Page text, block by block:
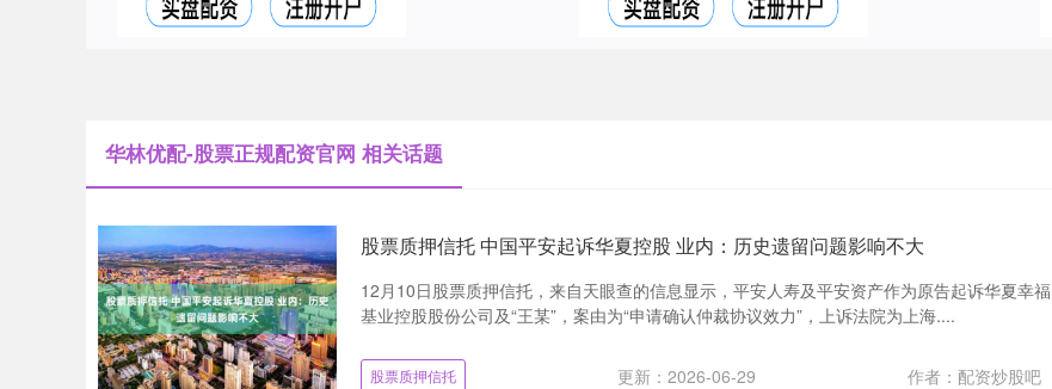
华林优配-股票正规配资官网 相关话题
股票质押信托 中国平安起诉华夏控股 业内：历史遗留问题影响不大
12月10日股票质押信托，来自天眼查的信息显示，平安人寿及平安资产作为原告起诉华夏幸福
基业控股股份公司及“王某”，案由为“申请确认仲裁协议效力”，上诉法院为上海....
股票质押信托 更新：2026-06-29
作者：配资炒股吧